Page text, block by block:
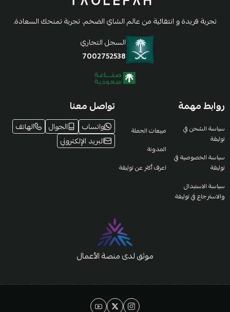
تجربة فريدة و انتقائية من عالم الشاي الضخم. تجربة تمنحك السعادة.
السجل التجاري
7002752538
روابط مهمة
سياسة الشحن في
توليفة
سياسة الخصوصية في
توليفة
سياسة الاستبدال
والاسترجاع في توليفة
مبيعات الجملة
المدونة
اعرف أكثر عن توليفة
تواصل معنا
واتساب الجوال
الهاتف
البريد الإلكتروني
موثق لدى منصة الأعمال